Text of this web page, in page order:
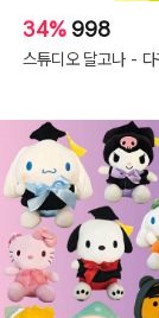
34% 998
스튜디오 달고나 -